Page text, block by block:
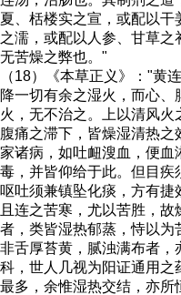
夏、栝楼实之宣，或配以
之濡，或配以人参、甘草
无苦燥之弊也。"
（18）《本草正义》："黄
降一切有余之湿火，而心
火，无不治之。上以清风火
腹痛之滞下，皆燥湿清热之
家诸病，如吐衄溲血，便
毒，并皆仰给于此。但目疾
呕吐须兼镇坠化痰，方有捷
且连之苦寒，尤以苦胜，
者，类皆湿热郁蒸，恃以
非舌厚苔黄，腻浊满布者，
科，世人几视为阳证通用
最多，余惟湿热交结，亦所